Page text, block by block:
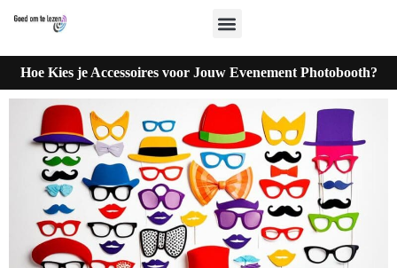
Hoe Kies je Accessoires voor Jouw Evenement Photobooth?